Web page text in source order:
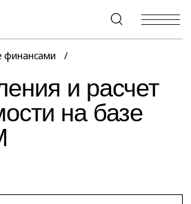
+7 (495) 967-80-80
финансами
и расчет
на базе